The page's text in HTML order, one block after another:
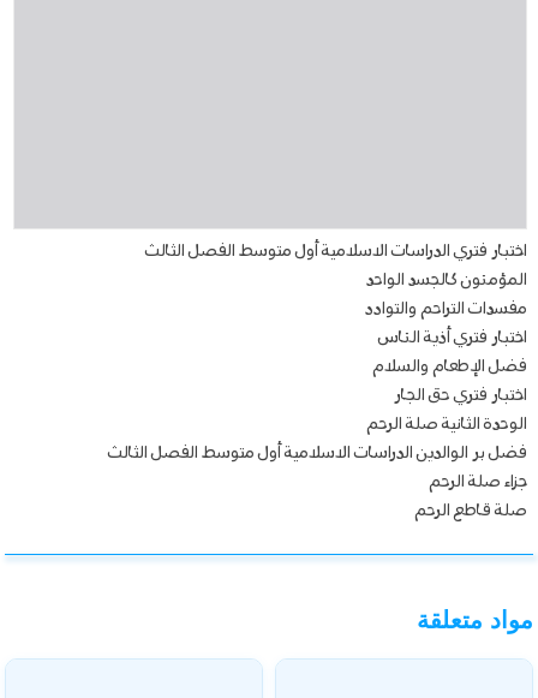
اختبار فتري الدراسات الاسلامية أول متوسط الفصل الثالث
المؤمنون كالجسد الواحد
مفسدات التراحم والتوادد
اختبار فتري أذية الناس
فضل الإطعام والسلام
اختبار فتري حق الجار
الوحدة الثانية صلة الرحم
فضل بر الوالدين الدراسات الاسلامية أول متوسط الفصل الثالث
جزاء صلة الرحم
صلة قاطع الرحم
مواد متعلقة